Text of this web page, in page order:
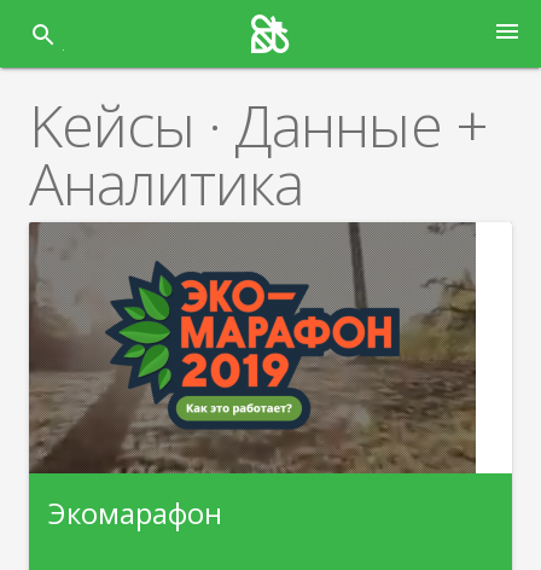
содержанию
menu
Kейсы · Данные +
Аналитика
Экомарафон